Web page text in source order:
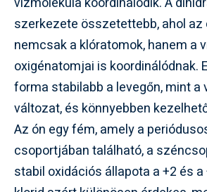
szerkezete összetettebb, ahol
nemcsak a klóratomok, hanem a
oxigénatomjai is koordinálódnak.
forma stabilabb a levegőn, mint a
változat, és könnyebben
Az ón egy fém, amely a
csoportjában található, a
stabil oxidációs állapota a +2 és a